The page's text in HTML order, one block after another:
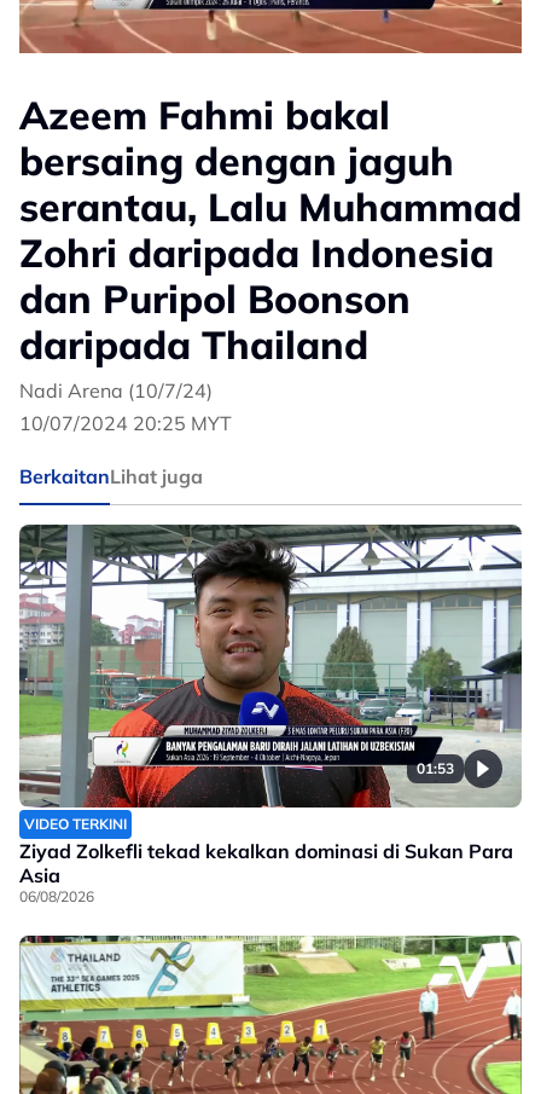
Azeem Fahmi bakal
bersaing dengan jaguh
serantau, Lalu Muhammad
Zohri daripada Indonesia
dan Puripol Boonson
daripada Thailand
Nadi Arena (10/7/24)
10/07/2024 20:25 MYT
BerkaitanLihat juga
01:53
VIDEO TERKINI
Ziyad Zolkefli tekad kekalkan dominasi di Sukan Para
Asia
06/08/2026